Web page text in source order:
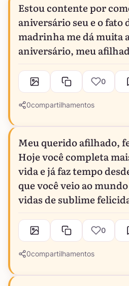
Estou contente por
aniversário seu e o fato
madrinha me dá muita
aniversário, meu
0
0compartilhamentos
Meu querido afilhado,
Hoje você completa
vida e já faz tempo
que você veio ao
vidas de sublime
0
0compartilhamentos